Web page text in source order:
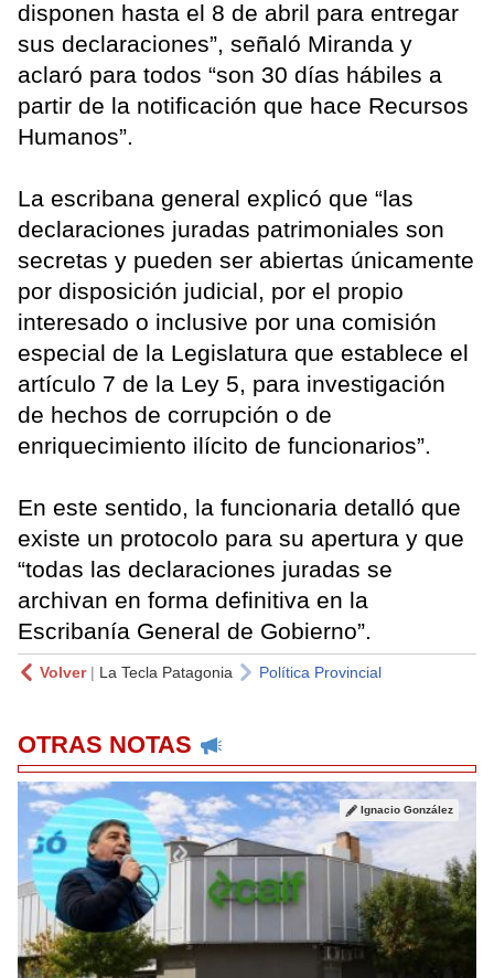
disponen hasta el 8 de abril para entregar
sus declaraciones”, señaló Miranda y
aclaró para todos “son 30 días hábiles a
partir de la notificación que hace Recursos
Humanos”.
La escribana general explicó que “las
declaraciones juradas patrimoniales son
secretas y pueden ser abiertas únicamente
por disposición judicial, por el propio
interesado o inclusive por una comisión
especial de la Legislatura que establece el
artículo 7 de la Ley 5, para investigación
de hechos de corrupción o de
enriquecimiento ilícito de funcionarios”.
En este sentido, la funcionaria detalló que
existe un protocolo para su apertura y que
“todas las declaraciones juradas se
archivan en forma definitiva en la
Escribanía General de Gobierno”.
Volver| La Tecla Patagonia Política Provincial
OTRAS NOTAS
Ignacio González